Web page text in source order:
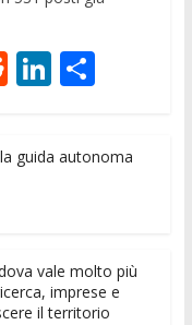
R
di
Li
e
C
di
guida autonoma
vale molto più
imprese e
il territorio